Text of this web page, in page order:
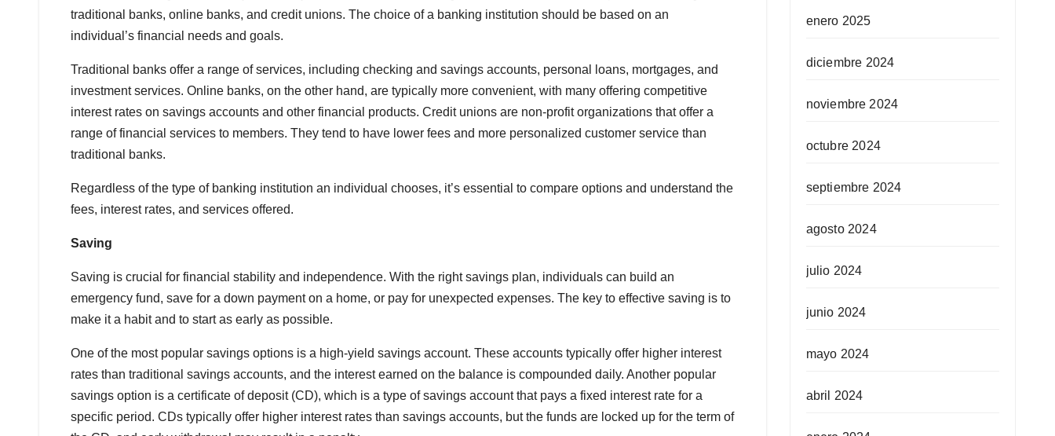
traditional banks, online banks, and credit unions. The choice of a banking institution should be based on an
individual’s financial needs and goals.
Traditional banks offer a range of services, including checking and savings accounts, personal loans, mortgages, and
investment services. Online banks, on the other hand, are typically more convenient, with many offering competitive
interest rates on savings accounts and other financial products. Credit unions are non-profit organizations that offer a
range of financial services to members. They tend to have lower fees and more personalized customer service than
traditional banks.
Regardless of the type of banking institution an individual chooses, it’s essential to compare options and understand the
fees, interest rates, and services offered.
Saving
Saving is crucial for financial stability and independence. With the right savings plan, individuals can build an
emergency fund, save for a down payment on a home, or pay for unexpected expenses. The key to effective saving is to
make it a habit and to start as early as possible.
One of the most popular savings options is a high-yield savings account. These accounts typically offer higher interest
rates than traditional savings accounts, and the interest earned on the balance is compounded daily. Another popular
savings option is a certificate of deposit (CD), which is a type of savings account that pays a fixed interest rate for a
specific period. CDs typically offer higher interest rates than savings accounts, but the funds are locked up for the term of
enero 2025
diciembre 2024
noviembre 2024
octubre 2024
septiembre 2024
agosto 2024
julio 2024
junio 2024
mayo 2024
abril 2024